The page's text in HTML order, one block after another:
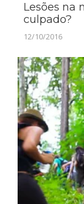
Lesões na
culpado?
12/10/2016